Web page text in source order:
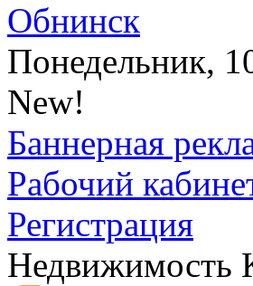
Обнинск
Понедельник,
New!
Баннерная
Рабочий
Регистрация
Недвижимость